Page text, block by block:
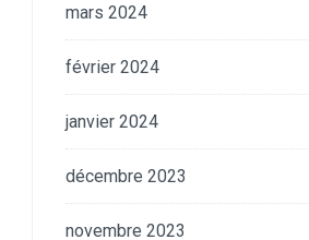
mars 2024
février 2024
janvier 2024
décembre 2023
novembre 2023